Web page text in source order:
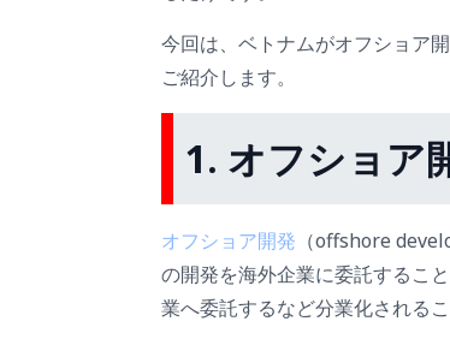
今回は、ベトナムがオフショア
ご紹介します。
1. オフショア
オフショア開発 （offshore
の開発を海外企業に委託するこ
業へ委託するなど分業化されるこ